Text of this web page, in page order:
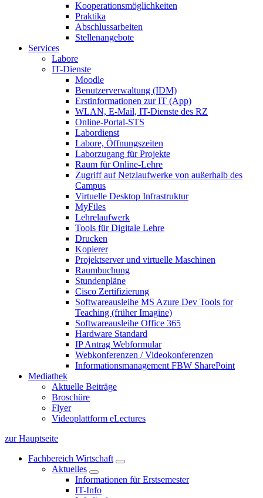
Kooperationsmöglichkeiten
Praktika
Abschlussarbeiten
Stellenangebote
Services
Labore
IT-Dienste
Moodle
Benutzerverwaltung (IDM)
Erstinformationen zur IT (App)
WLAN, E-Mail, IT-Dienste des RZ
Online-Portal-STS
Labordienst
Labore, Öffnungszeiten
Laborzugang für Projekte
Raum für Online-Lehre
Zugriff auf Netzlaufwerke von außerhalb des
Campus
Virtuelle Desktop Infrastruktur
MyFiles
Lehrelaufwerk
Tools für Digitale Lehre
Drucken
Kopierer
Projektserver und virtuelle Maschinen
Raumbuchung
Stundenpläne
Cisco Zertifizierung
Softwareausleihe MS Azure Dev Tools for
Teaching (früher Imagine)
Softwareausleihe Office 365
Hardware Standard
IP Antrag Webformular
Webkonferenzen / Videokonferenzen
Informationsmanagement FBW SharePoint
Mediathek
Aktuelle Beiträge
Broschüre
Flyer
Videoplattform eLectures
zur Hauptseite
Fachbereich Wirtschaft
Aktuelles
Informationen für Erstsemester
IT-Info